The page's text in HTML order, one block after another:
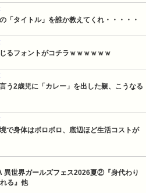
「タイトル」を誰か教えてくれ・・・・・
るフォントがコチラｗｗｗｗｗｗ
う2歳児に「カレー」を出した親、こうなる
で身体はボロボロ、底辺ほど生活コストが
異世界ガールズフェス2026夏②『身代わり
る』他